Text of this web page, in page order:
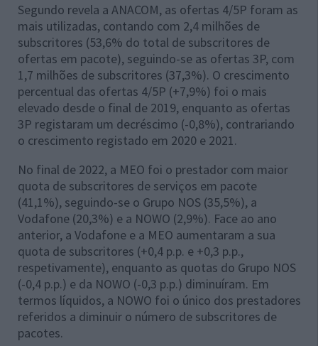
Segundo revela a ANACOM, as ofertas 4/5P foram as
mais utilizadas, contando com 2,4 milhões de
subscritores (53,6% do total de subscritores de
ofertas em pacote), seguindo-se as ofertas 3P, com
1,7 milhões de subscritores (37,3%). O crescimento
percentual das ofertas 4/5P (+7,9%) foi o mais
elevado desde o final de 2019, enquanto as ofertas
3P registaram um decréscimo (-0,8%), contrariando
o crescimento registado em 2020 e 2021.
No final de 2022, a MEO foi o prestador com maior
quota de subscritores de serviços em pacote
(41,1%), seguindo-se o Grupo NOS (35,5%), a
Vodafone (20,3%) e a NOWO (2,9%). Face ao ano
anterior, a Vodafone e a MEO aumentaram a sua
quota de subscritores (+0,4 p.p. e +0,3 p.p.,
respetivamente), enquanto as quotas do Grupo NOS
(-0,4 p.p.) e da NOWO (-0,3 p.p.) diminuíram. Em
termos líquidos, a NOWO foi o único dos prestadores
referidos a diminuir o número de subscritores de
pacotes.